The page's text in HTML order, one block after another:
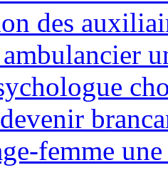
des
femme